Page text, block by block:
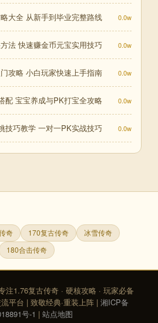
大全 从新手到毕业完整路线 0.0w
法 快速赚金币元宝实用技巧 0.0w
攻略 小白玩家快速上手指南 0.0w
配 宝宝养成与PK打宝全攻略 0.0w
技巧教学 一对一PK实战技巧 0.0w
奇 170复古传奇
冰雪传奇
180合击传奇
1.76复古传奇 · 硬核攻略 · 玩家必备
平台 | 致敬经典·重装上阵 | 湘ICP备
号-1 | 站点地图